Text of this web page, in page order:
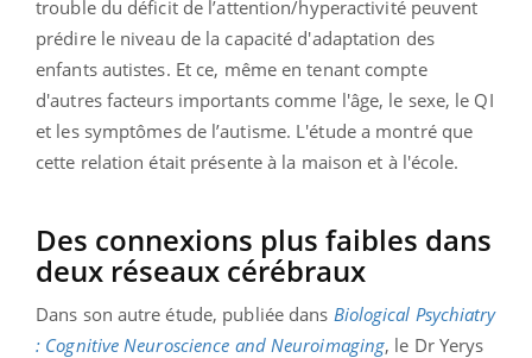
trouble du déficit de l’attention/hyperactivité peuvent
prédire le niveau de la capacité d'adaptation des
enfants autistes. Et ce, même en tenant compte
d'autres facteurs importants comme l'âge, le sexe, le QI
et les symptômes de l’autisme. L'étude a montré que
cette relation était présente à la maison et à l'école.
Des connexions plus faibles dans
deux réseaux cérébraux
Dans son autre étude, publiée dans Biological Psychiatry
: Cognitive Neuroscience and Neuroimaging, le Dr Yerys